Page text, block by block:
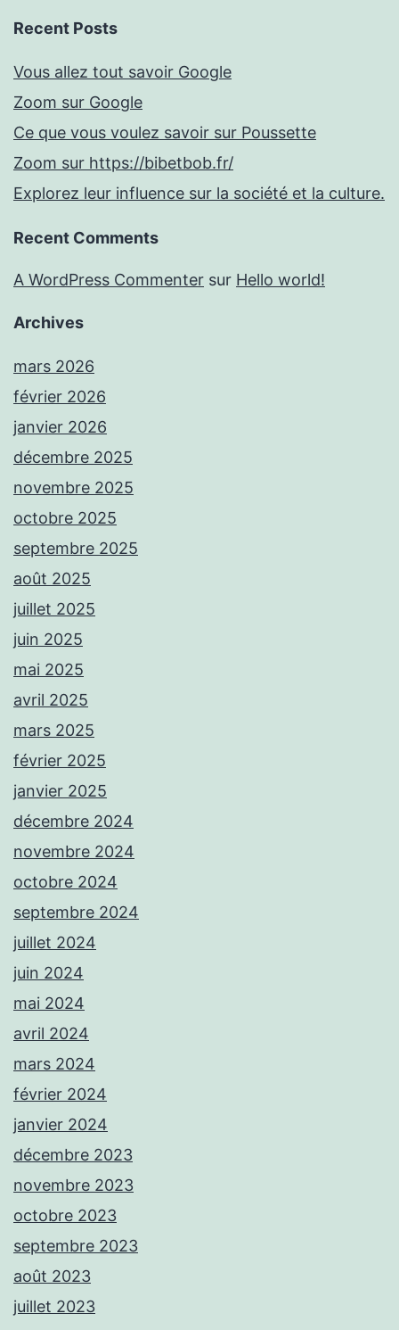
Recent Posts
Vous allez tout savoir Google
Zoom sur Google
Ce que vous voulez savoir sur Poussette
Zoom sur https://bibetbob.fr/
Explorez leur influence sur la société et la culture.
Recent Comments
A WordPress Commenter sur Hello world!
Archives
mars 2026
février 2026
janvier 2026
décembre 2025
novembre 2025
octobre 2025
septembre 2025
août 2025
juillet 2025
juin 2025
mai 2025
avril 2025
mars 2025
février 2025
janvier 2025
décembre 2024
novembre 2024
octobre 2024
septembre 2024
juillet 2024
juin 2024
mai 2024
avril 2024
mars 2024
février 2024
janvier 2024
décembre 2023
novembre 2023
octobre 2023
septembre 2023
août 2023
juillet 2023